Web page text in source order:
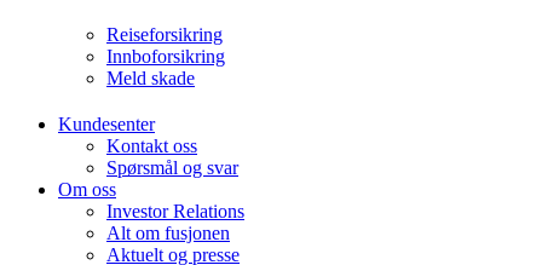
Reiseforsikring
Innboforsikring
Meld skade
Kundesenter
Kontakt oss
Spørsmål og svar
Om oss
Investor Relations
Alt om fusjonen
Aktuelt og presse